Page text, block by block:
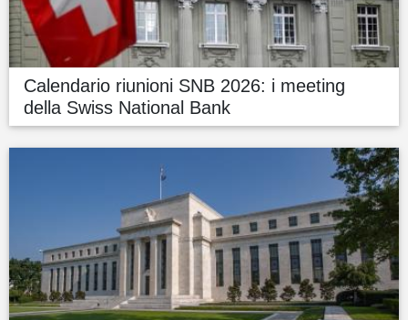
Calendario riunioni SNB 2026: i meeting
della Swiss National Bank